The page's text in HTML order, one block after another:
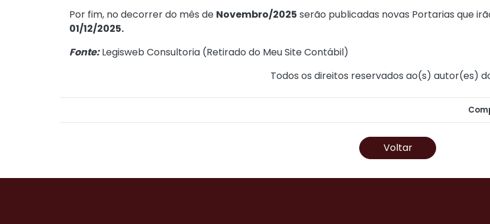
Por fim, no decorrer do mês de Novembro/2025 serão publicadas novas Portarias que
01/12/2025.
Fonte:Legisweb Consultoria (Retirado do Meu Site Contábil)
Todos os direitos reservados ao(s) autor(es)
Voltar